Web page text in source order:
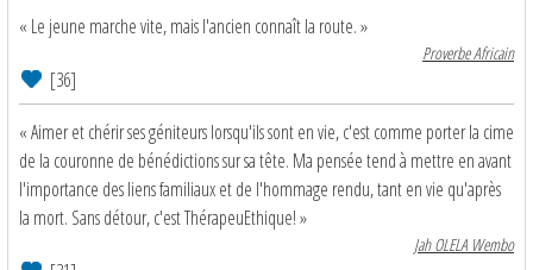
« Le jeune marche vite, mais l'ancien connaît la route. »
Proverbe Africain
[36]
« Aimer et chérir ses géniteurs lorsqu'ils sont en vie, c'est comme porter la cime
de la couronne de bénédictions sur sa tête. Ma pensée tend à mettre en avant
l'importance des liens familiaux et de l'hommage rendu, tant en vie qu'après
la mort. Sans détour, c'est ThérapeuEthique! »
Jah OLELA Wembo